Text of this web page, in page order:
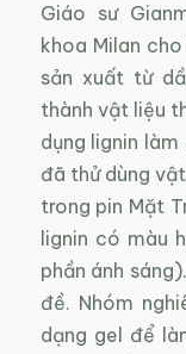
Giáo sư
khoa Milan
sản xuất từ
thành vật liệu
dụng lignin
đã thử dùng
trong pin Mặt
lignin có màu
phần ánh
đề. Nhóm
dạng gel để